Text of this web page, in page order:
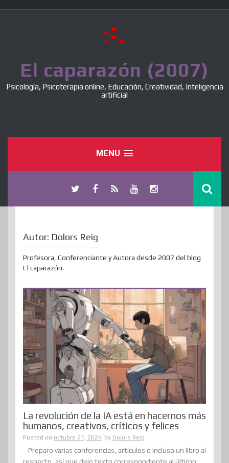
El caparazón (2007)
Psicología, Psicoterapia online, Educación, Creatividad, Inteligencia
artificial
MENU
Autor: Dolors Reig
Profesora, Conferenciante y Autora desde 2007 del blog
El caparazón.
La revolución de la IA está en hacernos más
humanos, creativos, críticos y felices
Posted on octubre 21, 2024 by Dolors Reig
Preparo varias conferencias, artículos e incluso un libro al